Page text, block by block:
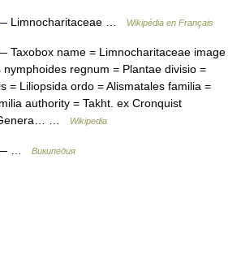
Limnocharitaceae … Wikipédia en Français
Taxobox name = Limnocharitaceae image
regnum = Plantae divisio =
= Liliopsida ordo = Alismatales familia =
authority = Takht. ex Cronquist
Genera… …
Wikipedia
… Википедия